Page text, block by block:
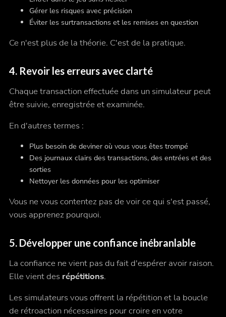
Gérer les risques avec précision
Éviter les surtransactions et les remises en question
Ce n'est plus de la théorie. C'est de la pratique.
4. Revoir les erreurs avec clarté
Chaque transaction effectuée dans un simulateur peut
être suivie, enregistrée et examinée.
En d'autres termes :
Plus besoin de deviner où vous vous êtes trompé
Des journaux clairs des transactions, des entrées et des
sorties
Nettoyer les données pour les optimiser
Vous ne vous contentez pas de voir ce qui s'est passé,
vous apprenez pourquoi.
5. Développer une confiance inébranlable
La confiance ne vient pas du fait d'espérer avoir raison.
Elle vient des répétitions.
Les simulateurs vous offrent la répétition et la boucle
de rétroaction nécessaires pour croire en votre